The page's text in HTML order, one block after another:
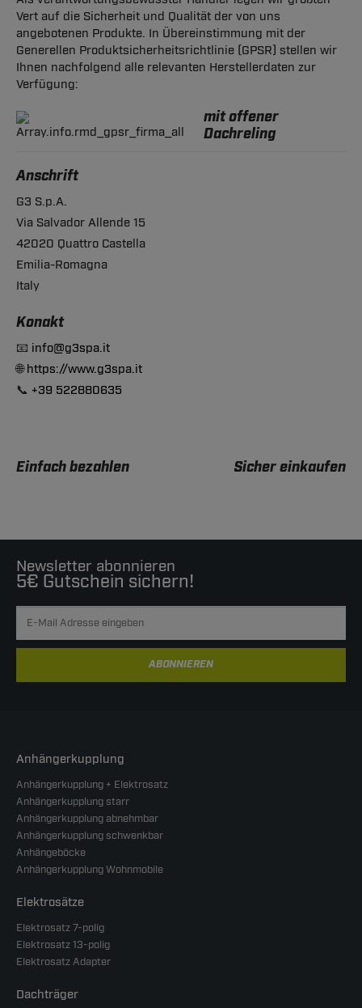
Vert auf die Sicherheit und Qualität der von uns
angebotenen Produkte. In Übereinstimmung mit der
Generellen Produktsicherheitsrichtlinie (GPSR) stellen wir
Ihnen nachfolgend alle relevanten Herstellerdaten zur
Verfügung:
mit offener
Dachreling
Anschrift
G3 S.p.A.
Via Salvador Allende 15
42020 Quattro Castella
Emilia-Romagna
Italy
Konakt
📧 info@g3spa.it
🌐https://www.g3spa.it
📞 +39 522880635
Einfach bezahlen Sicher einkaufen
Newsletter abonnieren
5€ Gutschein sichern!
ABONNIEREN
Anhängerkupplung
Anhängerkupplung + Elektrosatz
Anhängerkupplung starr
Anhängerkupplung abnehmbar
Anhängerkupplung schwenkbar
Anhängeböcke
Anhängerkupplung Wohnmobile
Elektrosätze
Elektrosatz 7-polig
Elektrosatz 13-polig
Elektrosatz Adapter
Dachträger